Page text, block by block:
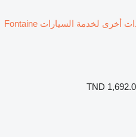
معدات أخرى لخدمة السيارات Fontaine